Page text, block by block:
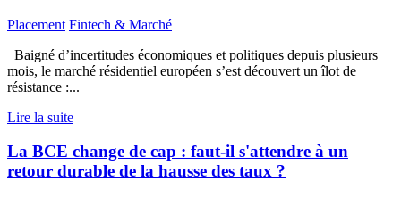
Placement Fintech & Marché
Baigné d’incertitudes économiques et politiques depuis plusieurs
mois, le marché résidentiel européen s’est découvert un îlot de
résistance :...
Lire la suite
La BCE change de cap : faut-il s'attendre à un
retour durable de la hausse des taux ?